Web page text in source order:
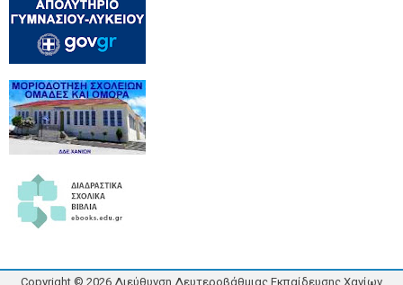
Copyright © 2026 Διεύθυνση Δευτεροβάθμιας Εκπαίδευσης Χανίων